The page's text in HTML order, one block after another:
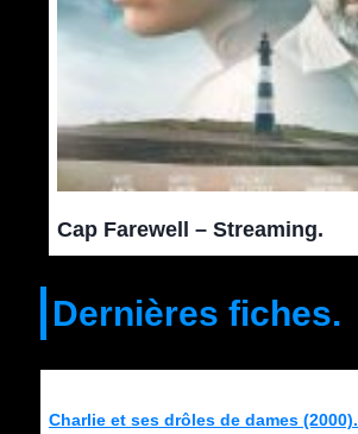
Cap Farewell – Streaming.
Dernières fiches.
Charlie et ses drôles de dames (2000).